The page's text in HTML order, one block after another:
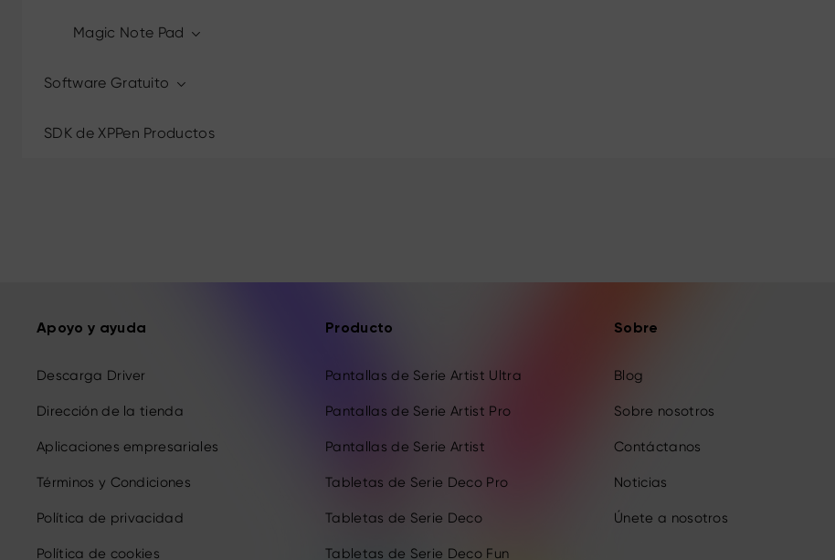
Magic Note Pad
Software Gratuito
SDK de XPPen Productos
Apoyo y ayuda
Descarga Driver
Dirección de la tienda
Aplicaciones empresariales
Términos y Condiciones
Política de privacidad
Política de cookies
Producto
Pantallas de Serie Artist Ultra
Pantallas de Serie Artist Pro
Pantallas de Serie Artist
Tabletas de Serie Deco Pro
Tabletas de Serie Deco
Tabletas de Serie Deco Fun
Sobre
Blog
Sobre nosotros
Contáctanos
Noticias
Únete a nosotros